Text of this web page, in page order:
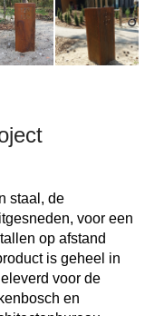
staal, de
voor een
op afstand
is geheel in
voor de
en